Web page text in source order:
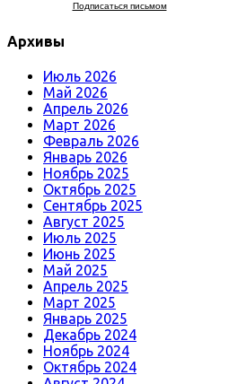
Подписаться письмом
Архивы
Июль 2026
Май 2026
Апрель 2026
Март 2026
Февраль 2026
Январь 2026
Ноябрь 2025
Октябрь 2025
Сентябрь 2025
Август 2025
Июль 2025
Июнь 2025
Май 2025
Апрель 2025
Март 2025
Январь 2025
Декабрь 2024
Ноябрь 2024
Октябрь 2024